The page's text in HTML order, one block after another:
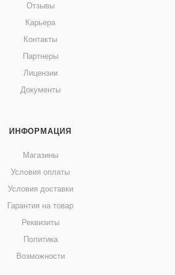
Отзывы
Карьера
Контакты
Партнеры
Лицензии
Документы
ИНФОРМАЦИЯ
Магазины
Условия оплаты
Условия доставки
Гарантия на товар
Реквизиты
Политика
Возможности